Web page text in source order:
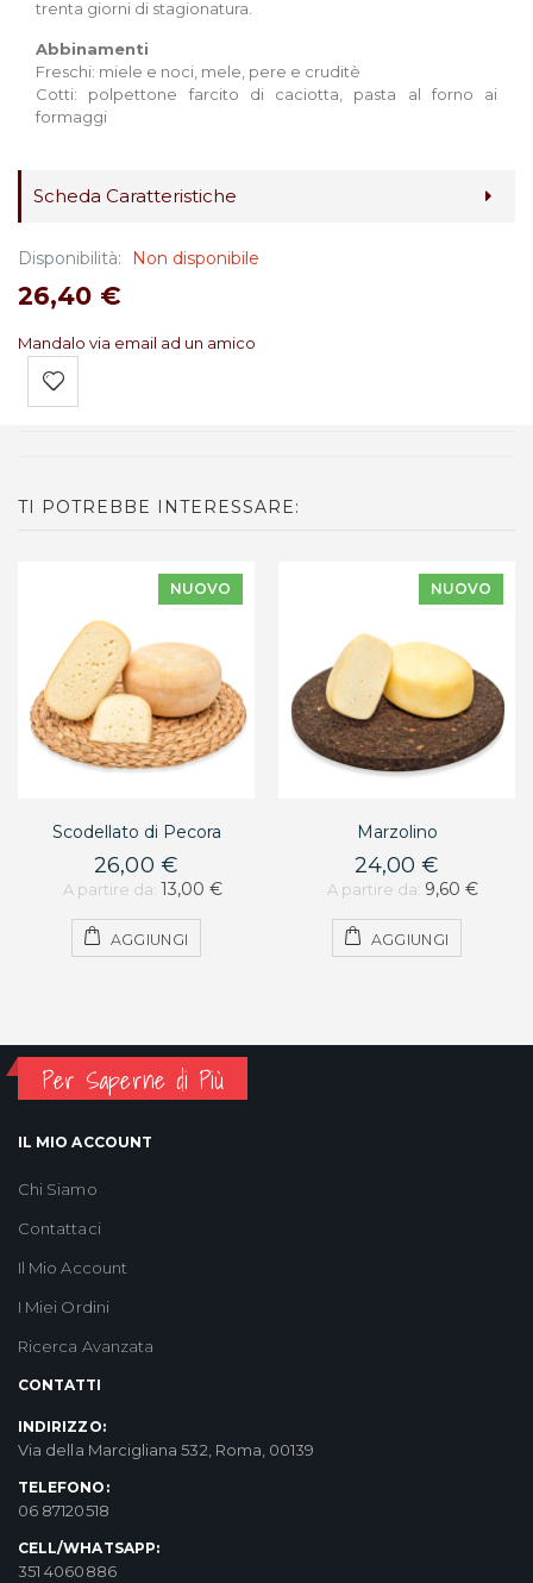
trenta giorni di stagionatura.
Abbinamenti
Freschi: miele e noci, mele, pere e cruditè
Cotti: polpettone farcito di caciotta, pasta al forno ai
formaggi
Scheda Caratteristiche
Disponibilità: Non disponibile
26,40 €
Mandalo via email ad un amico
TI POTREBBE INTERESSARE:
NUOVO
Scodellato di Pecora
26,00 €
A partire da: 13,00 €
AGGIUNGI
NUOVO
Marzolino
24,00 €
A partire da: 9,60 €
AGGIUNGI
Per Saperne di Più
IL MIO ACCOUNT
Chi Siamo
Contattaci
Il Mio Account
I Miei Ordini
Ricerca Avanzata
CONTATTI
INDIRIZZO:
Via della Marcigliana 532, Roma, 00139
TELEFONO:
06 87120518
CELL/WHATSAPP:
351 4060886